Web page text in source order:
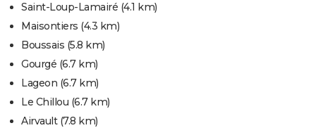
Saint-Loup-Lamairé (4.1 km)
Maisontiers (4.3 km)
Boussais (5.8 km)
Gourgé (6.7 km)
Lageon (6.7 km)
Le Chillou (6.7 km)
Airvault(7.8 km)